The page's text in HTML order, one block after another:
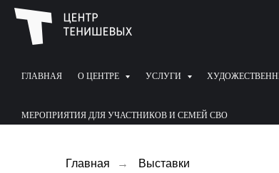
ГЛАВНАЯ О ЦЕНТРЕ УСЛУГИ
МЕРОПРИЯТИЯ ДЛЯ УЧАСТНИКОВ И СЕМЕЙ СВО
Главная → Выставки